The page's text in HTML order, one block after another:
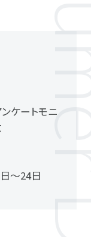
ンケートモニ
～24日